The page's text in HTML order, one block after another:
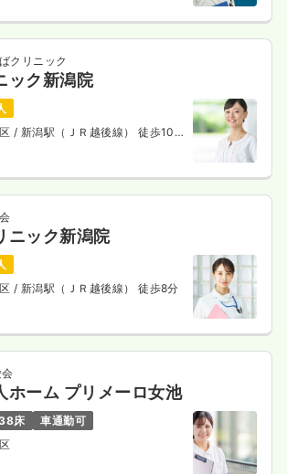
クリニック
ック新潟院
/ 新潟駅（ＪＲ越後線） 徒歩10
ニック新潟院
/ 新潟駅（ＪＲ越後線） 徒歩8分
ホーム プリメーロ女池
38床
車通勤可